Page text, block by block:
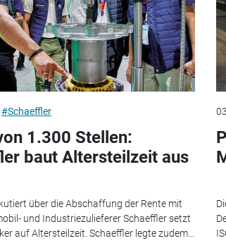
#Schaeffler
1.300 Stellen:
baut Altersteilzeit aus
über die Abschaffung der Rente mit
und Industriezulieferer Schaeffler setzt
auf Altersteilzeit. Schaeffler legte zudem...